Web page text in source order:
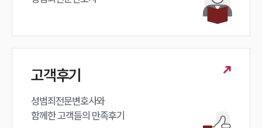
고객후기
성범죄전문변호사와
함께한 고객들의 만족후기